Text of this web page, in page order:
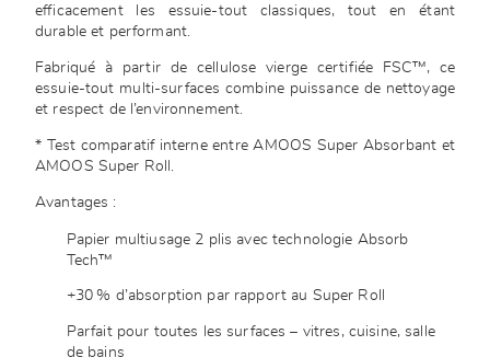
efficacement les essuie-tout classiques, tout en étant
durable et performant.
Fabriqué à partir de cellulose vierge certifiée FSC™, ce
essuie-tout multi-surfaces combine puissance de nettoyage
et respect de l’environnement.
* Test comparatif interne entre AMOOS Super Absorbant et
AMOOS Super Roll.
Avantages :
Papier multiusage 2 plis avec technologie Absorb
Tech™
+30 % d’absorption par rapport au Super Roll
Parfait pour toutes les surfaces – vitres, cuisine, salle
de bains